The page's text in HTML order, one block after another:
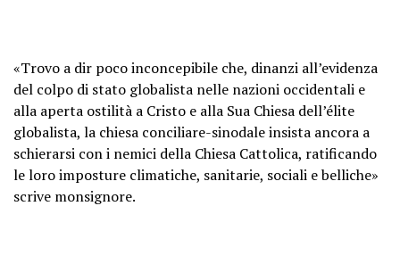
«Trovo a dir poco inconcepibile che, dinanzi all’evidenza
del colpo di stato globalista nelle nazioni occidentali e
alla aperta ostilità a Cristo e alla Sua Chiesa dell’élite
globalista, la chiesa conciliare-sinodale insista ancora a
schierarsi con i nemici della Chiesa Cattolica, ratificando
le loro imposture climatiche, sanitarie, sociali e belliche»
scrive monsignore.